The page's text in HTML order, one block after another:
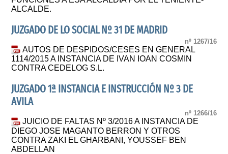
ALCALDE.
JUZGADO DE LO SOCIAL Nº 31 DE MADRID
nº 1267/16
AUTOS DE DESPIDOS/CESES EN GENERAL
1114/2015 A INSTANCIA DE IVAN IOAN COSMIN
CONTRA CEDELOG S.L.
JUZGADO 1ª INSTANCIA E INSTRUCCIÓN Nº 3 DE
AVILA
nº 1266/16
JUICIO DE FALTAS Nº 3/2016 A INSTANCIA DE
DIEGO JOSE MAGANTO BERRON Y OTROS
CONTRA ZAKI EL GHARBANI, YOUSSEF BEN
ABDELLAN